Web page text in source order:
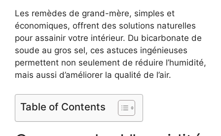
Les remèdes de grand-mère, simples et
économiques, offrent des solutions naturelles
pour assainir votre intérieur. Du bicarbonate de
soude au gros sel, ces astuces ingénieuses
permettent non seulement de réduire l’humidité,
mais aussi d’améliorer la qualité de l’air.
Table of Contents